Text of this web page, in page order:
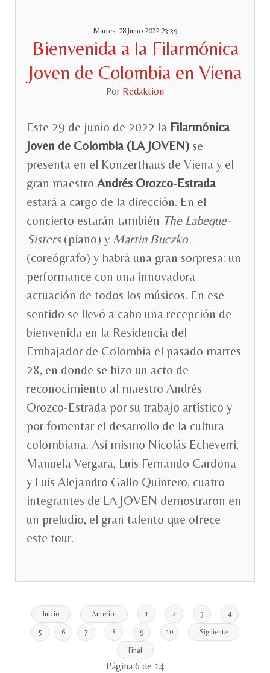
Martes, 28 Junio 2022 23:39
Bienvenida a la Filarmónica
Joven de Colombia en Viena
Por Redaktion
Este 29 de junio de 2022 la Filarmónica
Joven de Colombia (LA JOVEN) se
presenta en el Konzerthaus de Viena y el
gran maestro Andrés Orozco-Estrada
estará a cargo de la dirección. En el
concierto estarán también The Labeque-
Sisters(piano) y Martin Buczko
(coreógrafo) y habrá una gran sorpresa: un
performance con una innovadora
actuación de todos los músicos. En ese
sentido se llevó a cabo una recepción de
bienvenida en la Residencia del
Embajador de Colombia el pasado martes
28, en donde se hizo un acto de
reconocimiento al maestro Andrés
Orozco-Estrada por su trabajo artístico y
por fomentar el desarrollo de la cultura
colombiana. Así mismo Nicolás Echeverri,
Manuela Vergara, Luis Fernando Cardona
y Luis Alejandro Gallo Quintero, cuatro
integrantes de LA JOVEN demostraron en
un preludio, el gran talento que ofrece
este tour.
Inicio Anterior 1 2 3 4
5 6 7 8 9 10 Siguiente
Final
Página 6 de 14